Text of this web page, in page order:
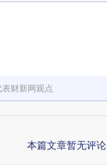
财新网观点
本篇文章暂无评论